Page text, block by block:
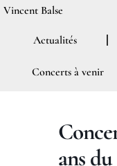
Aller
contenu
Vincent Balse
Actualités
Concerts à venir
ans